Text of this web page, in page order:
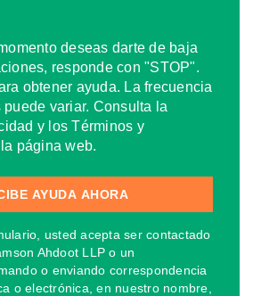
deseas darte de baja
responde con "STOP".
obtener ayuda. La frecuencia
variar. Consulta la
y los Términos y
página web.
usted acepta ser contactado
Ahdoot LLP o un
o enviando correspondencia
o electrónica, en nuestro nombre,